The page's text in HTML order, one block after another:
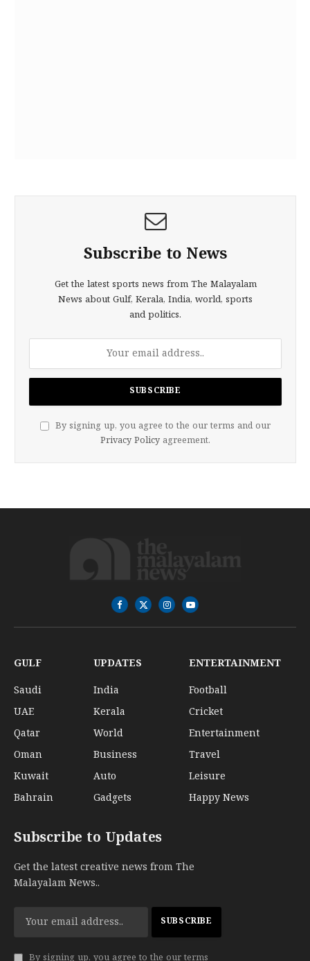
Subscribe to News
Get the latest sports news from The Malayalam
News about Gulf, Kerala, India, world, sports
and politics.
By signing up, you agree to the our terms and our
Privacy Policy agreement.
Facebook
X
(Twitter)
InstagramYouTube
GULF
Saudi
UAE
Qatar
Oman
Kuwait
Bahrain
UPDATES
India
Kerala
World
Business
Auto
Gadgets
ENTERTAINMENT
Football
Cricket
Entertainment
Travel
Leisure
Happy News
Subscribe to Updates
Get the latest creative news from The
Malayalam News..
By signing up, you agree to the our terms